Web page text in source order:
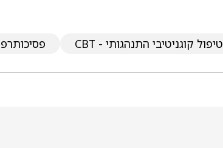
טיפול קוגניטיבי התנהגותי - CBT